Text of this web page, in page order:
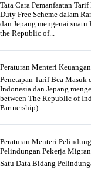
Tata Cara Pemanfaatan
Duty Free Scheme dalam
dan Jepang mengenai
the Republic of...
Peraturan Menteri
Penetapan Tarif Bea Masuk
Indonesia dan Jepang
between The Republic of
Partnership)
Peraturan Menteri
Pelindungan Pekerja
Satu Data Bidang